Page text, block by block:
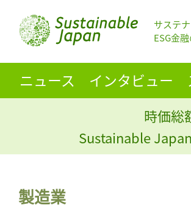
サステ
ESG金
ニュース インタビュー
時価総
Sustainable
製造業